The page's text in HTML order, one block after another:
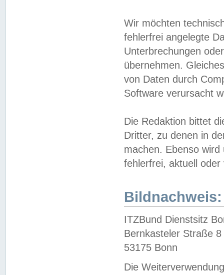
Wir möchten
fehlerfrei angelegte
Unterbrechungen
übernehmen.
von Daten durch
Software verursacht
Die Redaktion bittet
Dritter, zu denen in
machen. Ebenso
fehlerfrei, aktuell oder
Bildnachweis:
ITZBund Dienstsitz
Bernkasteler Straße 8
53175 Bonn
Die